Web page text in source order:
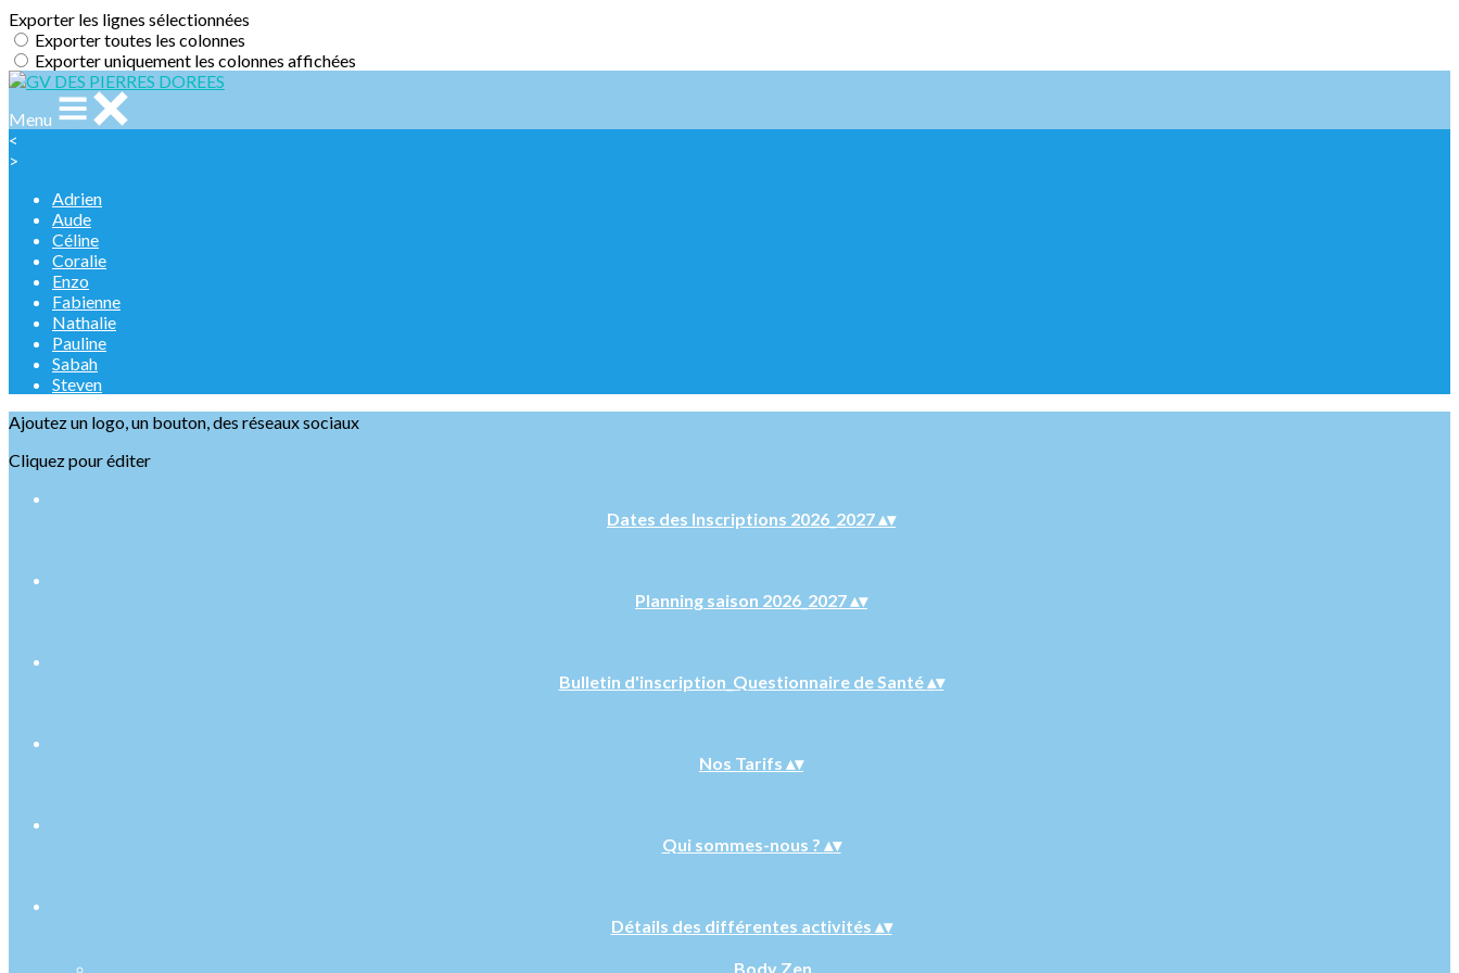
Exporter les lignes sélectionnées
Exporter toutes les colonnes
Exporter uniquement les colonnes affichées
Menu
<
>
Adrien
Aude
Céline
Coralie
Enzo
Fabienne
Nathalie
Pauline
Sabah
Steven
Ajoutez un logo, un bouton, des réseaux sociaux
Cliquez pour éditer
Dates des Inscriptions 2026_2027▴▾
Planning saison 2026_2027▴▾
Bulletin d'inscription_Questionnaire de Santé▴▾
Nos Tarifs ▴▾
Qui sommes-nous ? ▴▾
Détails des différentes activités ▴▾
Body Zen